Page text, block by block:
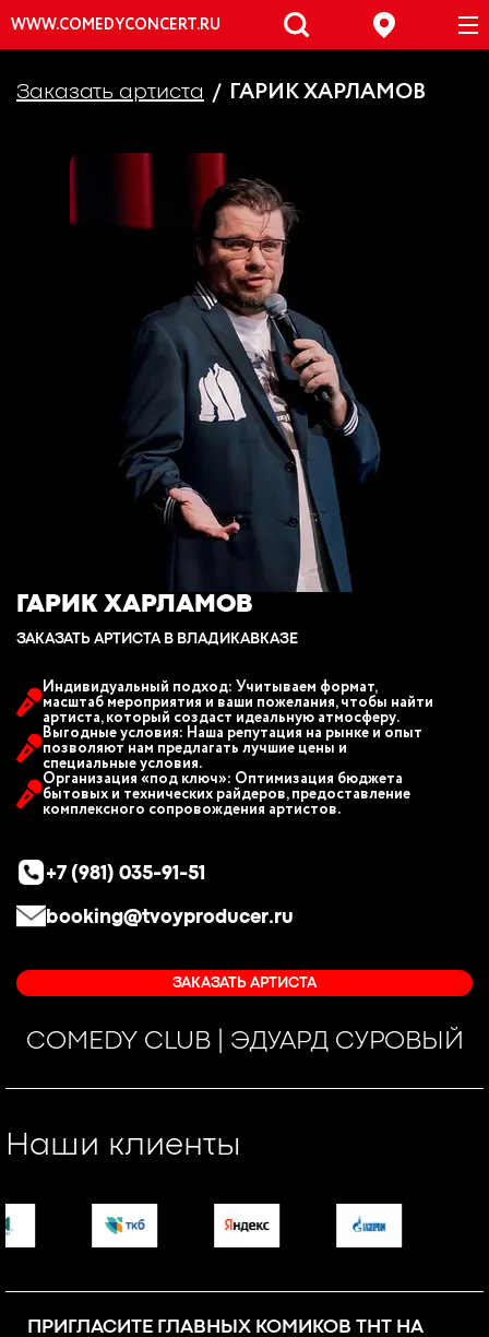
WWW.COMEDYCONCERT.RU
Заказать артиста ГАРИК ХАРЛАМОВ
ГАРИК ХАРЛАМОВ
ЗАКАЗАТЬ АРТИСТА В ВЛАДИКАВКАЗЕ
Индивидуальный подход: Учитываем формат,
масштаб мероприятия и ваши пожелания, чтобы найти
артиста, который создаст идеальную атмосферу.
Выгодные условия: Наша репутация на рынке и опыт
позволяют нам предлагать лучшие цены и
специальные условия.
Организация «под ключ»: Оптимизация бюджета
бытовых и технических райдеров, предоставление
комплексного сопровождения артистов.
+7 (981) 035-91-51
booking@tvoyproducer.ru
ЗАКАЗАТЬ АРТИСТА
COMEDY CLUB | ЭДУАРД СУРОВЫЙ
Наши клиенты
ПРИГЛАСИТЕ ГЛАВНЫХ КОМИКОВ ТНТ НА